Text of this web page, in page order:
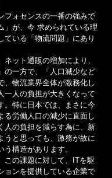
フォセンスの一番の強みで
」が、今 求められている理
ている「物流問題」にあり
ネット通販の増加により、
の一方で、「人口減少など
、物流業界全体が激務化し
一人の負担が大きくなって
。特に日本では、まさに今
る労働人口の減少に直面し
人の負担を減らす為に、新
うと思っても、激務が故に
う構造があります。
この課題に対して、ITを駆
ョンを提供している企業で